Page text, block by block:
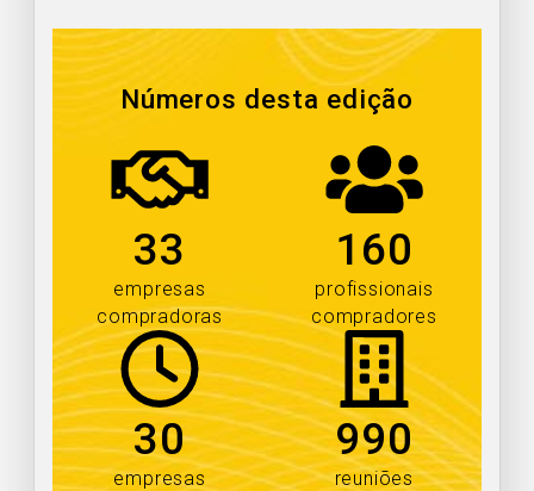
Números desta edição
33
empresas
compradoras
160
profissionais
compradores
30
empresas
990
reuniões